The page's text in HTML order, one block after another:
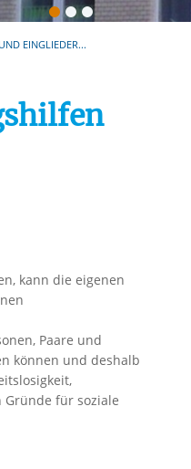
Cookies, die
Website-Funktionen
von einer Einwilligung.
EINGLIEDER...
kann die eigenen
Paare und
können und deshalb
für soziale